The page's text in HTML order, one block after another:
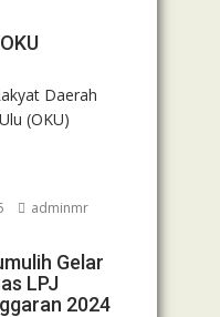
Daerah
(OKU)
adminmr
Gelar
LPJ
2024